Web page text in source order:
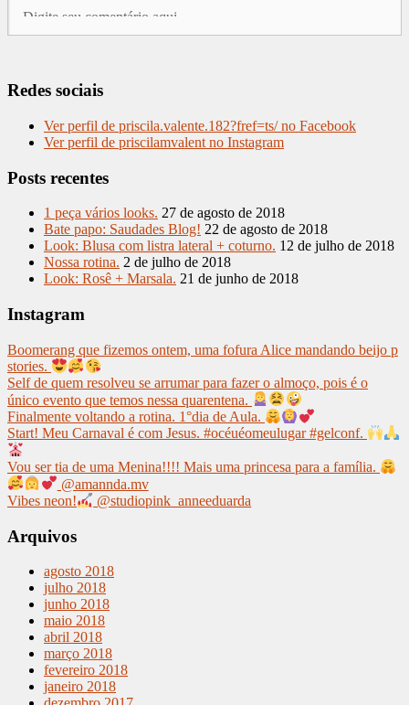
Redes sociais
Ver perfil de priscila.valente.182?fref=ts/ no Facebook
Ver perfil de priscilamvalent no Instagram
Posts recentes
1 peça vários looks. 27 de agosto de 2018
Bate papo: Saudades Blog! 22 de agosto de 2018
Look: Blusa com listra lateral + coturno. 12 de julho de 2018
Nossa rotina. 2 de julho de 2018
Look: Rosê + Marsala. 21 de junho de 2018
Instagram
Boomerang que fizemos ontem, uma fofura Alice mandando beijo p
stories.
Self de quem resolveu se arrumar para fazer o almoço, pois é o
único evento que temos nessa quarentena.
Finalmente voltando a rotina. 1°dia de Aula.
Start! Meu Carnaval é com Jesus. #océuéomeulugar #gelconf.
Vou ser tia de uma Menina!!!! Mais uma princesa para a família.
@amannda.mv
Vibes neon!
@studiopink_anneeduarda
Arquivos
agosto 2018
julho 2018
junho 2018
maio 2018
abril 2018
março 2018
fevereiro 2018
janeiro 2018